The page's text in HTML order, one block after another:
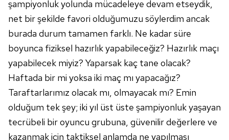
şampiyonluk yolunda mücadeleye devam etseydik,
net bir şekilde favori olduğumuzu söylerdim ancak
burada durum tamamen farklı. Ne kadar süre
boyunca fiziksel hazırlık yapabileceğiz? Hazırlık maçı
yapabilecek miyiz? Yaparsak kaç tane olacak?
Haftada bir mi yoksa iki maç mı yapacağız?
Taraftarlarımız olacak mı, olmayacak mı? Emin
olduğum tek şey; iki yıl üst üste şampiyonluk yaşayan
tecrübeli bir oyuncu grubuna, güvenilir değerlere ve
kazanmak için taktiksel anlamda ne yapılması